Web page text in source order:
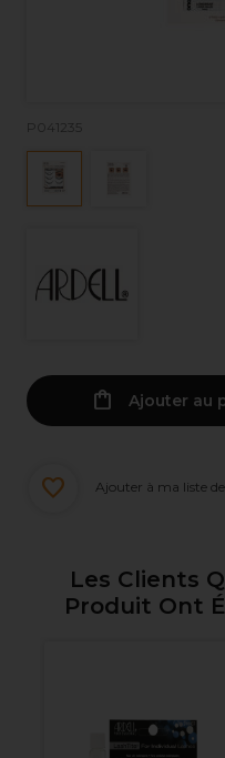
P041235
Ajouter au
Ajouter à ma liste
Les Clients
Produit Ont